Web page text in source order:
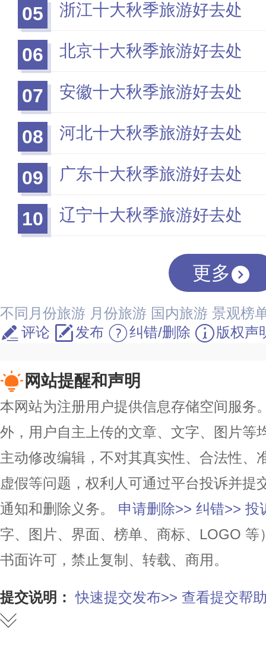
05 浙江十大秋季旅游好去处
06 北京十大秋季旅游好去处
07 安徽十大秋季旅游好去处
08 河北十大秋季旅游好去处
09 广东十大秋季旅游好去处
10 辽宁十大秋季旅游好去处
更多
不同月份旅游 月份旅游 国内旅游 景观榜
评论
发布 纠错/删除 版权声
网站提醒和声明
本网站为注册用户提供信息存储空间服务
外，用户自主上传的文章、文字、图片等
主动修改编辑，不对其真实性、合法性、
虚假等问题，权利人可通过平台投诉并提
通知和删除义务。
申请删除>> 纠错>> 投
字、图片、界面、榜单、商标、LOGO
书面许可，禁止复制、转载、商用。
提交说明： 快速提交发布>> 查看提交帮